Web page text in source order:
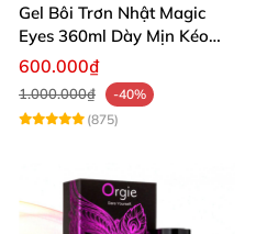
Gel Bôi Trơn Nhật Magic
Eyes 360ml Dày Mịn Kéo
Dài Cảm Giác
600.000₫
1.000.000₫
-40%
(875)